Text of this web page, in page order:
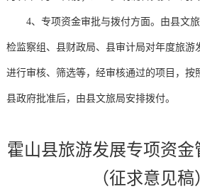
4、专项资金审批与拨付方面。由县文旅
检监察组、县财政局、县审计局对年度旅游
进行审核、筛选等，经审核通过的项目，按
县政府批准后，由县文旅局安排拨付。
霍山县旅游发展专项资金
（征求意见稿